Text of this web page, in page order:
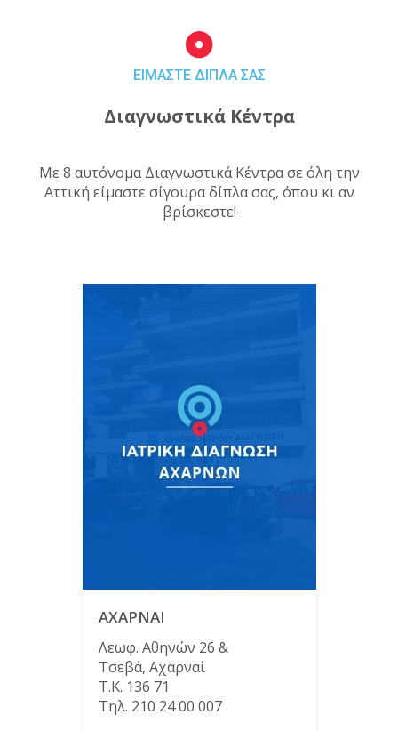
ΕΙΜΑΣΤΕ ΔΙΠΛΑ ΣΑΣ
Διαγνωστικά Κέντρα
Με 8 αυτόνομα Διαγνωστικά Κέντρα σε όλη την
Αττική είμαστε σίγουρα δίπλα σας, όπου κι αν
βρίσκεστε!
ΑΧΑΡΝΑΙ
Λεωφ. Αθηνών 26 &
Τσεβά, Αχαρναί
Τ.Κ. 136 71
Τηλ. 210 24 00 007